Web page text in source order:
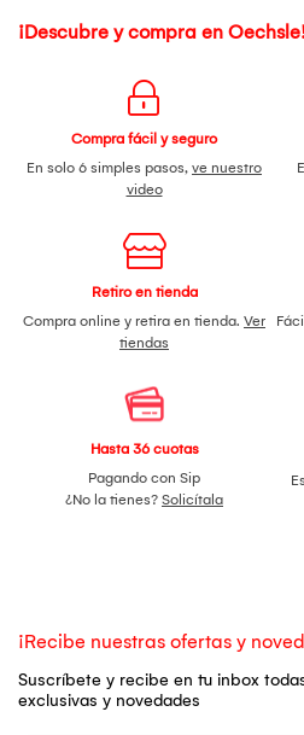
¡Descubre y compra en
Compra fácil y seguro
En solo 6 simples pasos, ve nuestro
video
Retiro en tienda
Compra online y retira en tienda. Ver
tiendas
Hasta 36 cuotas
Pagando con Sip
¿No la tienes? Solicítala
¡Recibe nuestras ofertas y
Suscríbete y recibe en tu inbox
exclusivas y novedades